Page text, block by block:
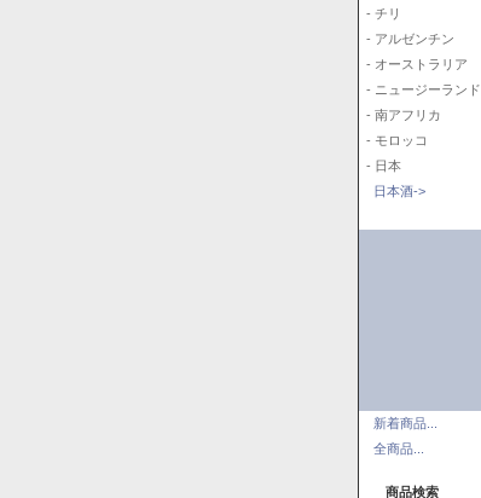
- チリ
- アルゼンチン
- オーストラリア
- ニュージーランド
- 南アフリカ
- モロッコ
- 日本
日本酒->
新着商品...
全商品...
商品検索